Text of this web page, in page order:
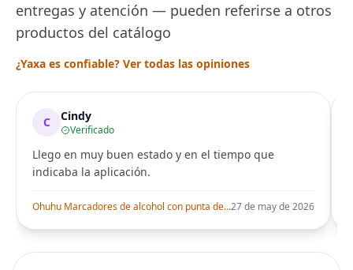
entregas y atención — pueden referirse a otros
productos del catálogo
¿Yaxa es confiable? Ver todas las opiniones
C Cindy
Verificado
Llego en muy buen estado y en el tiempo que
indicaba la aplicación.
Ohuhu Marcadores de alcohol con punta de pincel – Juego de marcadores artísticos de doble punta con certificación AP para artistas adultos27 de may de 2026